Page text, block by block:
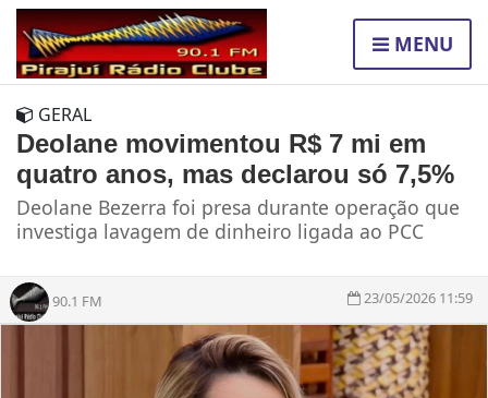
MENU
GERAL
Deolane movimentou R$ 7 mi em
quatro anos, mas declarou só 7,5%
Deolane Bezerra foi presa durante operação que
investiga lavagem de dinheiro ligada ao PCC
90.1 FM 23/05/2026 11:59